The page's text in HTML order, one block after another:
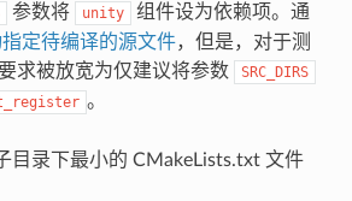
参数将 unity
组件设为依赖项。通
定待编译的源文件，但是，对于测
求被放宽为仅建议将参数
SRC_DIRS
。
目录下最小的 CMakeLists.txt 文件